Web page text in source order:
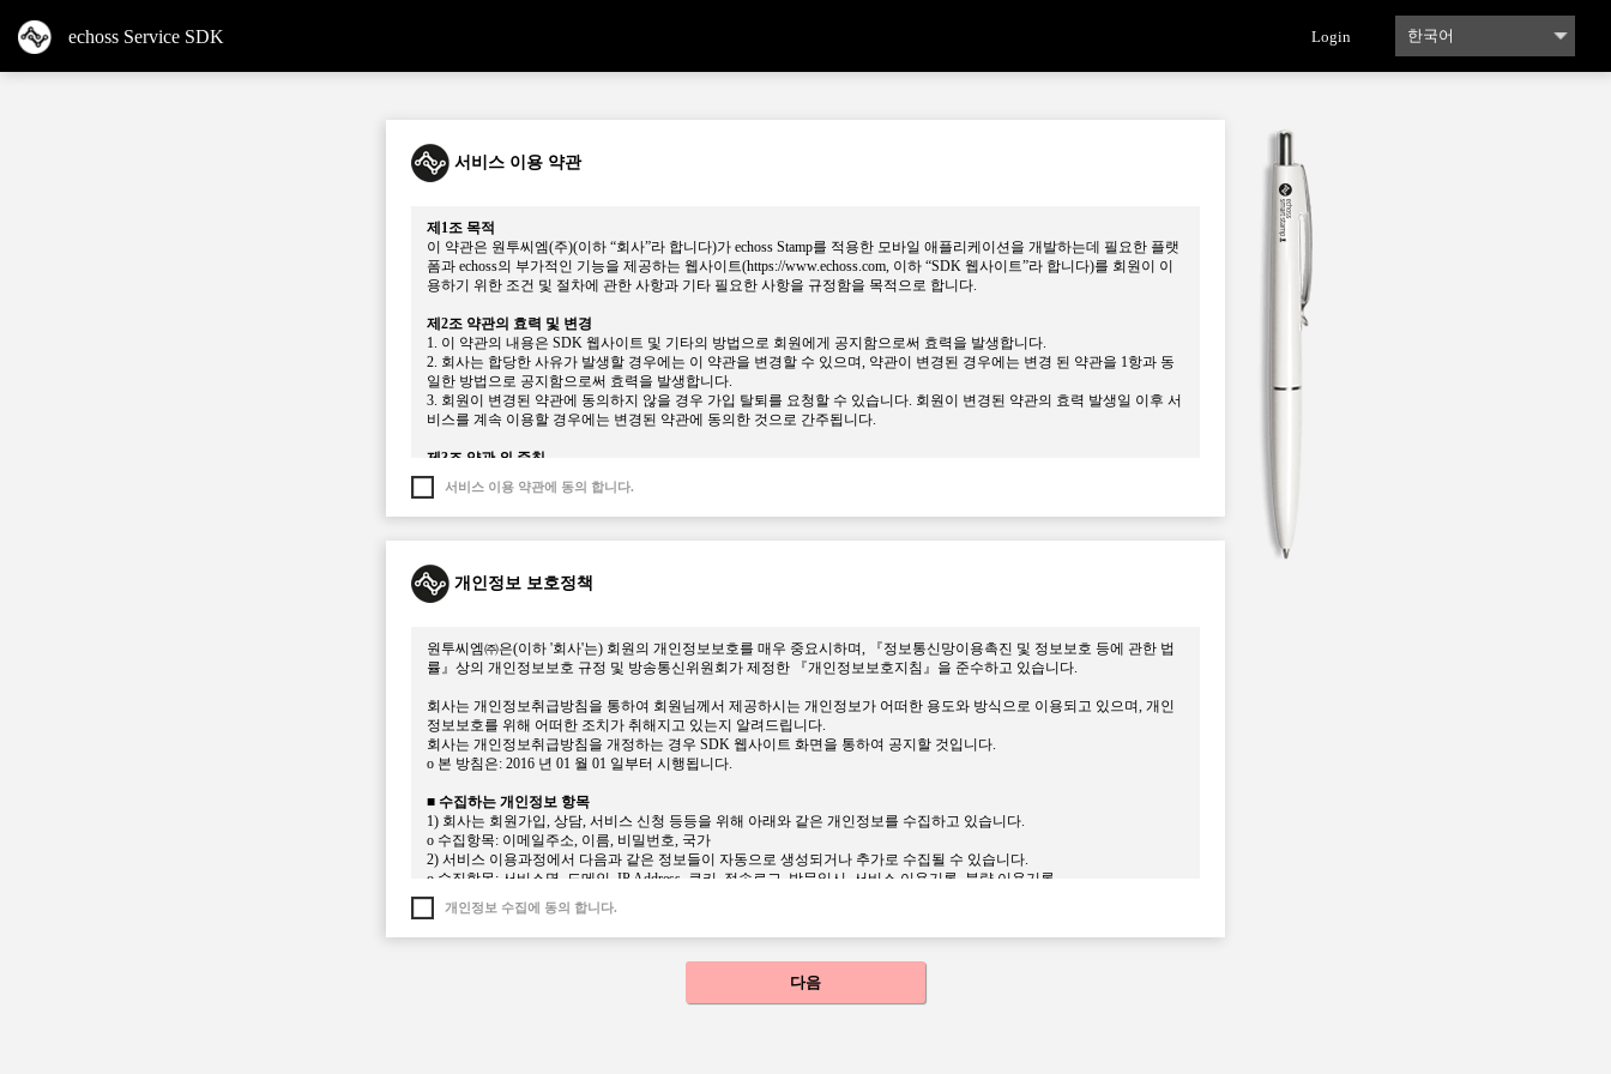
echoss Service SDK
Login
서비스 이용 약관
제1조 목적
이 약관은 원투씨엠(주)(이하 “회사”라 합니다)가 echoss Stamp를 적용한 모바일 애플리케이션을 개발하는데 필요한 플랫
폼과 echoss의 부가적인 기능을 제공하는 웹사이트(https://www.echoss.com, 이하 “SDK 웹사이트”라 합니다)를 회원이 이
용하기 위한 조건 및 절차에 관한 사항과 기타 필요한 사항을 규정함을 목적으로 합니다.
제2조 약관의 효력 및 변경
1. 이 약관의 내용은 SDK 웹사이트 및 기타의 방법으로 회원에게 공지함으로써 효력을 발생합니다.
2. 회사는 합당한 사유가 발생할 경우에는 이 약관을 변경할 수 있으며, 약관이 변경된 경우에는 변경 된 약관을 1항과 동
일한 방법으로 공지함으로써 효력을 발생합니다.
3. 회원이 변경된 약관에 동의하지 않을 경우 가입 탈퇴를 요청할 수 있습니다. 회원이 변경된 약관의 효력 발생일 이후 서
비스를 계속 이용할 경우에는 변경된 약관에 동의한 것으로 간주됩니다.
제3조 약관 외 준칙
1. 본 약관의 공지 및 변경사항은 “SDK 웹사이트”를 통해 공지합니다.
2. 본 약관에 명시되지 않은 사항은 전기통신사업법 및 기타 대한민국 관련 법령과 상관례에 따릅니다.
1. “서비스”라 함은 echoss Platform API 등의 회원의 모바일 애플리케이션 개발지원을 위해 회사가 SDK 웹사이트를 통해
제공하는 모든 서비스를 의미합니다.
제5조 회원가입 및 계정관리에 대한 의무
됩니다.
2. 회원은 SDK 웹사이트를 통해 언제든지 본인의 정보를 열람하고 수정할 수 있습니다.
3. 회원은 회원가입시 등록한 정보가 변경되었을 경우 SDK웹사이트를 통해 수정하거나 전자우편 또는 기타 방법으로 회
사에 변경사항을 알려야 합니다. 변경사항을 회사에 알리지 않아 발생한 불이익에 대해서 회사는 책임을 부담하지 않습
4. 회원의 SDK 웹사이트 계정에 대한 관리책임은 회원에게 있으며, 이를 제3자가 이용하도록 하여서는 안됩니다.
5. 회원은 계정이 도용되거나 제3자가 사용하고 있음을 인지한 경우에는 이를 즉시 회사에 통지하고 회사의 안내에 따라
야 합니다.
6. 전항의 경우에 해당 회원이 회사에 그 사실을 통지하지 않거나, 통지한 경우에도 회사의 안내에 따르지 않아 발생한 불
이익에 대하여 회사는 책임을 부담하지 않습니다.
제6조 서비스 등록 및 권한 신청의 승낙
1. 회원이 SDK 웹사이트를 통해 서비스를 개발하기 위해 애플리케이션 등록절차를 진행해야 합니다. 등록절차를 통해 회
2. 애플리케이션 개발에 필요한 일부 API는 권한신청을 회사가 승낙함으로써 이용이 가능합니다.
3. 권한 신청에 대하여 회사가 이용 승낙함을 원칙으로 합니다. 다만, 다음 각호에 해당하는 경우에는 승낙하지 않거나 사
서비스 이용 약관에 동의 합니다.
개인정보 보호정책
원투씨엠㈜은(이하 '회사'는) 회원의 개인정보보호를 매우 중요시하며, 『정보통신망이용촉진 및 정보보호 등에 관한 법
률』상의 개인정보보호 규정 및 방송통신위원회가 제정한 『개인정보보호지침』을 준수하고 있습니다.
회사는 개인정보취급방침을 통하여 회원님께서 제공하시는 개인정보가 어떠한 용도와 방식으로 이용되고 있으며, 개인
정보보호를 위해 어떠한 조치가 취해지고 있는지 알려드립니다.
회사는 개인정보취급방침을 개정하는 경우 SDK 웹사이트 화면을 통하여 공지할 것입니다.
ο 본 방침은: 2016 년 01 월 01 일부터 시행됩니다.
■ 수집하는 개인정보 항목
1) 회사는 회원가입, 상담, 서비스 신청 등등을 위해 아래와 같은 개인정보를 수집하고 있습니다.
ο 수집항목: 이메일주소, 이름, 비밀번호, 국가
2) 서비스 이용과정에서 다음과 같은 정보들이 자동으로 생성되거나 추가로 수집될 수 있습니다.
ο 수집항목: 서비스명, 도메인, IP Address, 쿠키, 접속로그, 방문일시, 서비스 이용기록, 불량 이용기록
3) 회사는 다음과 같은 방법으로 개인정보를 수집합니다.
ο 개인정보 수집방법 : echoss Service SDK 웹사이트
회사는 수집한 개인정보를 다음의 목적을 위해 활용합니다.
ο 서비스 제공에 대한 계약 이행 및 서비스 이용 컨텐츠 제공,
개인정보 수집에 동의 합니다.
다음